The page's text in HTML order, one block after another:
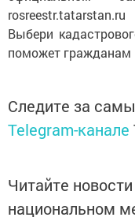
Выбери
поможет гражданам
Следите за
Telegram-канале
Читайте
национальном